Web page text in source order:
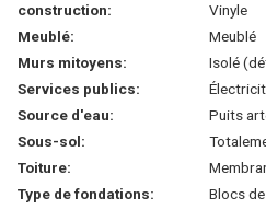
construction:
Vinyle
Meublé:
Meublé
Murs mitoyens:
Isolé
Services publics:
Source d'eau:
Puits
Sous-sol:
Toiture:
Type de fondations:
Blocs